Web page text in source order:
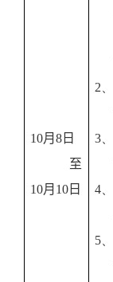
10月8 日
至
10月 10 日
2、
3、
4、
5、